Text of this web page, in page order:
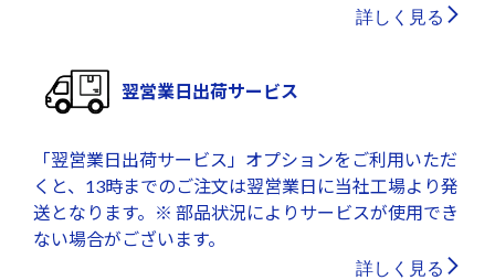
詳しく見る
翌営業日出荷サービス
「翌営業日出荷サービス」オプションをご利用いただ
くと、13時までのご注文は翌営業日に当社工場より発
送となります。※ 部品状況によりサービスが使用でき
ない場合がございます。
詳しく見る